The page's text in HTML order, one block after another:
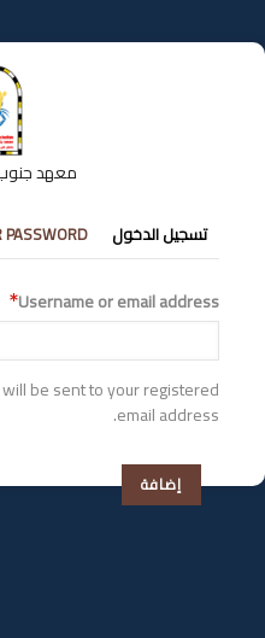
إلى
المحتوى
معهد
التبويبات
الأساسية
تسجيل الدخول PASSWORD
Username or email address
be sent to your registered
email address.